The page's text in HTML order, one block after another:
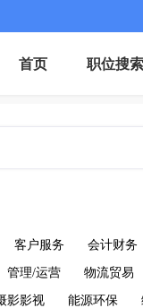
首页 职位搜索
客户服务 会计财务
管理/运营 物流贸易
影影视 能源环保